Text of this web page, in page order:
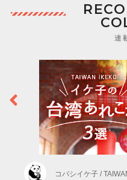
連
コバシイケ子 /